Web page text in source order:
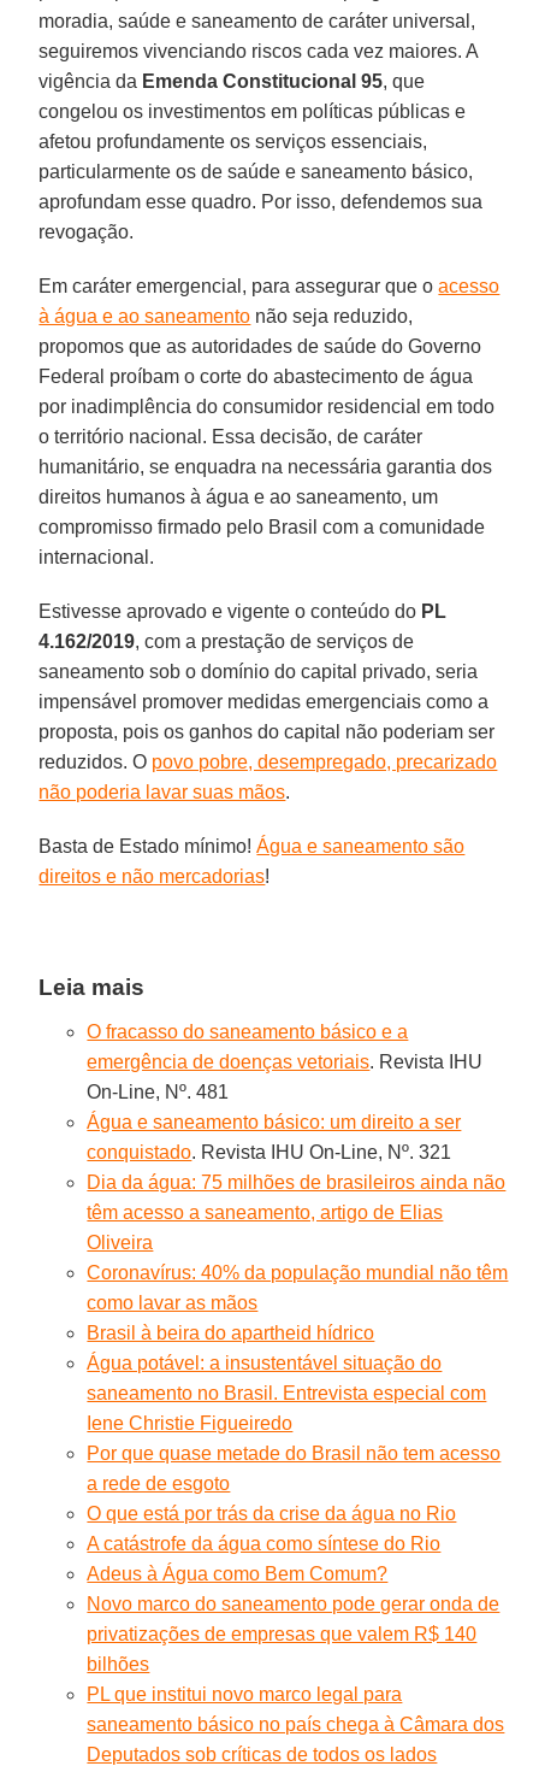
moradia, saúde e saneamento de caráter universal,
seguiremos vivenciando riscos cada vez maiores. A
vigência da Emenda Constitucional 95, que
congelou os investimentos em políticas públicas e
afetou profundamente os serviços essenciais,
particularmente os de saúde e saneamento básico,
aprofundam esse quadro. Por isso, defendemos sua
revogação.
Em caráter emergencial, para assegurar que oacesso
à água e ao saneamento não seja reduzido,
propomos que as autoridades de saúde do Governo
Federal proíbam o corte do abastecimento de água
por inadimplência do consumidor residencial em todo
o território nacional. Essa decisão, de caráter
humanitário, se enquadra na necessária garantia dos
direitos humanos à água e ao saneamento, um
compromisso firmado pelo Brasil com a comunidade
internacional.
Estivesse aprovado e vigente o conteúdo do PL
4.162/2019, com a prestação de serviços de
saneamento sob o domínio do capital privado, seria
impensável promover medidas emergenciais como a
proposta, pois os ganhos do capital não poderiam ser
reduzidos. O povo pobre, desempregado, precarizado
não poderia lavar suas mãos.
Basta de Estado mínimo!Água e saneamento são
direitos e não mercadorias!
Leia mais
O fracasso do saneamento básico e a
emergência de doenças vetoriais. Revista IHU
On-Line, Nº. 481
Água e saneamento básico: um direito a ser
conquistado. Revista IHU On-Line, Nº. 321
Dia da água: 75 milhões de brasileiros ainda não
têm acesso a saneamento, artigo de Elias
Oliveira
Coronavírus: 40% da população mundial não têm
como lavar as mãos
Brasil à beira do apartheid hídrico
Água potável: a insustentável situação do
saneamento no Brasil. Entrevista especial com
Iene Christie Figueiredo
Por que quase metade do Brasil não tem acesso
a rede de esgoto
O que está por trás da crise da água no Rio
A catástrofe da água como síntese do Rio
Adeus à Água como Bem Comum?
Novo marco do saneamento pode gerar onda de
privatizações de empresas que valem R$ 140
bilhões
PL que institui novo marco legal para
saneamento básico no país chega à Câmara dos
Deputados sob críticas de todos os lados